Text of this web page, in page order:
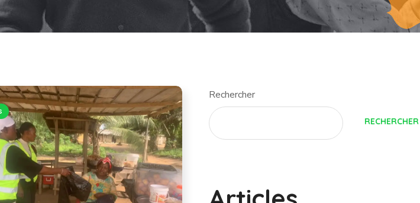
Rechercher
RECHERCHER